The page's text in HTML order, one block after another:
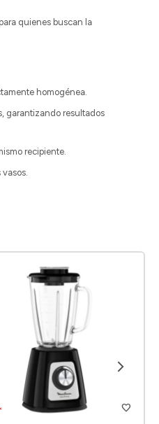
quienes buscan la
homogénea.
garantizando resultados
recipiente.